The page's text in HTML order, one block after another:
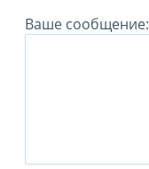
Ваше сообщение: